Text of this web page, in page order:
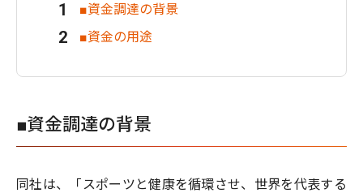
■資金調達の背景
■資金の用途
■資金調達の背景
同社は、「スポーツと健康を循環させ、世界を代表する